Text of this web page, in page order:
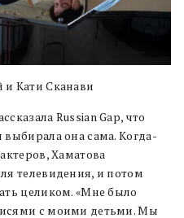
и Кати Сканави
Russian Gap, что
выбирала она сама. Когда-
Хаматова
телевидения, и потом
целиком. «Мне было
с моими детьми. Мы